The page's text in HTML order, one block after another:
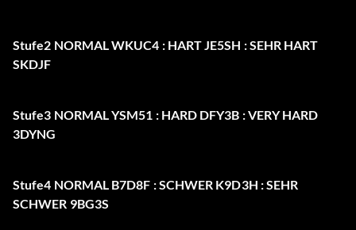
Stufe2 NORMAL WKUC4 : HART JE5SH : SEHR HART
SKDJF
Stufe3 NORMAL YSM51 : HARD DFY3B : VERY HARD
3DYNG
Stufe4 NORMAL B7D8F : SCHWER K9D3H : SEHR
SCHWER 9BG3S